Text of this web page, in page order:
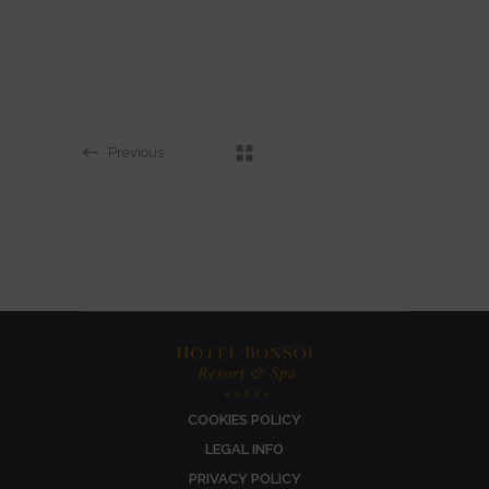
Previous
COOKIES POLICY
LEGAL INFO
PRIVACY POLICY